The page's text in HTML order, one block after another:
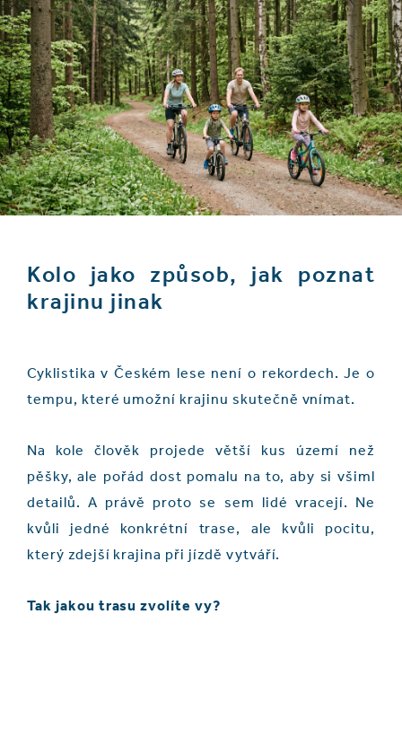
Kolo jako způsob, jak poznat
krajinu jinak
Cyklistika v Českém lese není o rekordech. Je o
tempu, které umožní krajinu skutečně vnímat.
Na kole člověk projede větší kus území než
pěšky, ale pořád dost pomalu na to, aby si všiml
detailů. A právě proto se sem lidé vracejí. Ne
kvůli jedné konkrétní trase, ale kvůli pocitu,
který zdejší krajina při jízdě vytváří.
Tak jakou trasu zvolíte vy?